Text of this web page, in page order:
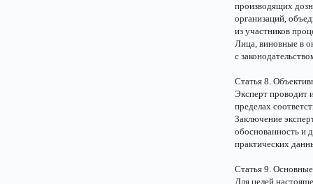
производящих
организаций,
из участников
Лица, виновные в
с
Статья 8.
Эксперт проводит
пределах
Заключение
обоснованность и
практических
Статья 9.
Для целей